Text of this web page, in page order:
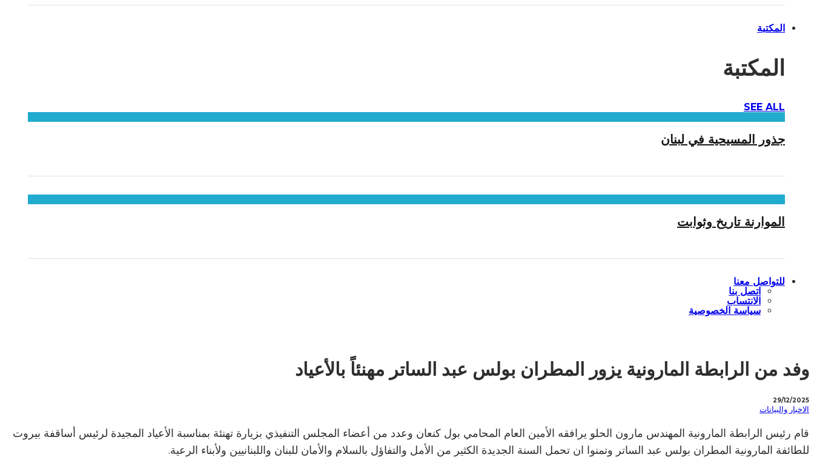
المكتبة
المكتبة
SEE ALL
جذور المسيحية في لبنان
الموارنة تاريخ وثوابت
للتواصل معنا
اتصل بنا
الانتساب
سياسة الخصوصية
وفد من الرابطة المارونية يزور المطران بولس عبد الساتر مهنئاً بالأعياد
29/12/2025
الاخبار والبيانات
قام رئيس الرابطة المارونية المهندس مارون الحلو يرافقه الأمين العام المحامي بول كنعان وعدد من أعضاء المجلس التنفيذي بزيارة تهنئة بمناسبة الأعياد المجيدة لرئيس أساقفة بيروت
للطائفة المارونية المطران بولس عبد الساتر وتمنوا ان تحمل السنة الجديدة الكثير من الأمل والتفاؤل بالسلام والأمان للبنان واللبنانيين ولأبناء الرعية.